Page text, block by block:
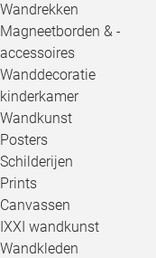
Wandrekken
Magneetborden & -
accessoires
Wanddecoratie
kinderkamer
Wandkunst
Posters
Schilderijen
Prints
Canvassen
IXXI wandkunst
Wandkleden